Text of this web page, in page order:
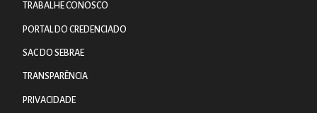
TRABALHE CONOSCO
PORTAL DO CREDENCIADO
SAC DO SEBRAE
TRANSPARÊNCIA
PRIVACIDADE